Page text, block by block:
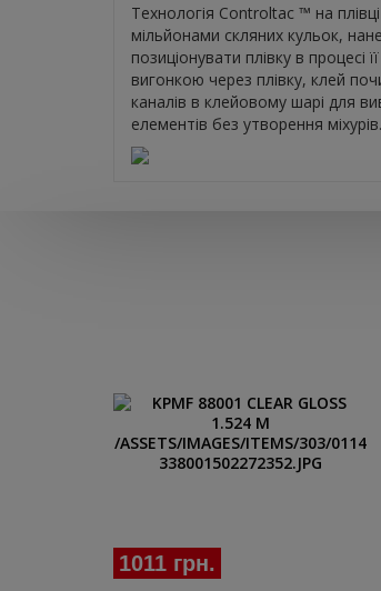
Технологія Controltac ™ на
мільйонами скляних кульок,
позиціонувати плівку в процесі
вигонкою через плівку, клей
каналів в клейовому шарі для
елементів без утворення міхурів.
1011 грн.